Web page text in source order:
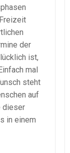
der
ist,
mal
steht
auf
dieser
in einem